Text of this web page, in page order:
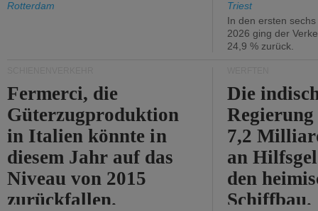
Rotterdam
abnimmt.
Triest
In den ersten
2026 ging der
24,9 % zurück.
Fermerci, die
Güterzugproduktion
in Italien könnte in
diesem Jahr auf das
Niveau von 2015
zurückfallen.
Die
7,2
an
den
Schiffbau.